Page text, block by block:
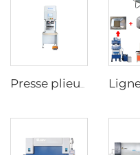
Presse plieuse CNC entièrement électrique